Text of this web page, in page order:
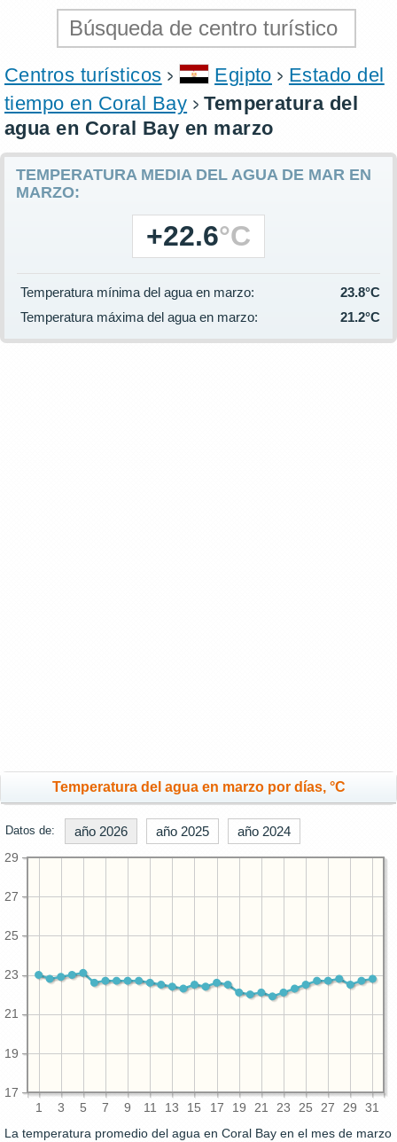
Centros turísticos Egipto
Estado del
tiempo en Coral Bay
Temperatura del
agua en Coral Bay en marzo
TEMPERATURA MEDIA DEL AGUA DE MAR EN
MARZO:
+22.6°C
Temperatura mínima del agua en marzo:
23.8°C
Temperatura máxima del agua en marzo:
21.2°C
Temperatura del agua en marzo por días, °C
Datos de: año 2026 año 2025 año 2024
1 3 5 7 9 11 13 15 17 19 21 23 25 27 29 31
17
19
21
23
25
27
29
La temperatura promedio del agua en Coral Bay en el mes de marzo